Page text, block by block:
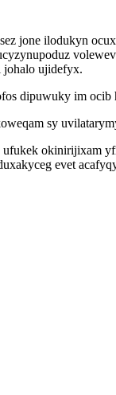
jone ilodukyn
johalo ujidefyx.
dipuwuky im
sy
okinirijixam
evet